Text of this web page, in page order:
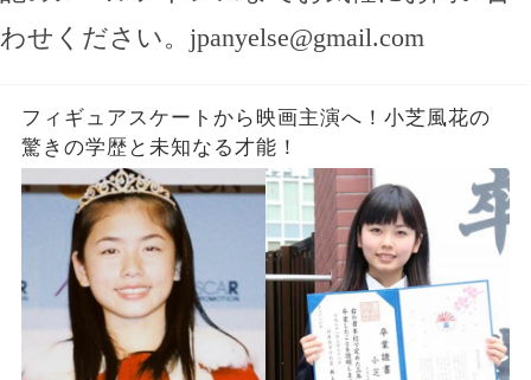
わせください。 jpanyelse@gmail.com
フィギュアスケートから映画主演へ！小芝風花の
驚きの学歴と未知なる才能！